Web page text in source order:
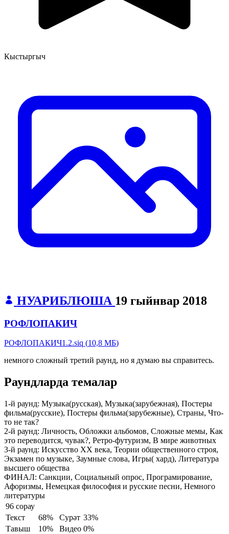
Кыстыргыч
НУАРИБЛЮША 19 гыйнвар 2018
РОФЛОПАКИЧ
РОФЛОПАКИЧ1.2.siq (10,8 МБ)
немного сложный третий раунд, но я думаю вы справитесь.
Раундларда темалар
1-й раунд: Музыка(русская), Музыка(зарубежная), Постеры
фильма(русские), Постеры фильма(зарубежные), Страны, Что-
то не так?
2-й раунд: Личность, Обложки альбомов, Сложные мемы, Как
это переводится, чувак?, Ретро-футуризм, В мире животных
3-й раунд: Искусство XX века, Теории общественного строя,
Экзамен по музыке, Заумные слова, Игры( хард), Литература
высшего общества
ФИНАЛ: Санкции, Социальный опрос, Програмирование,
Афоризмы, Немецкая философия и русские песни, Немного
литературы
96 сорау
Текст
68% Сурәт 33%
Тавыш
10% Видео 0%